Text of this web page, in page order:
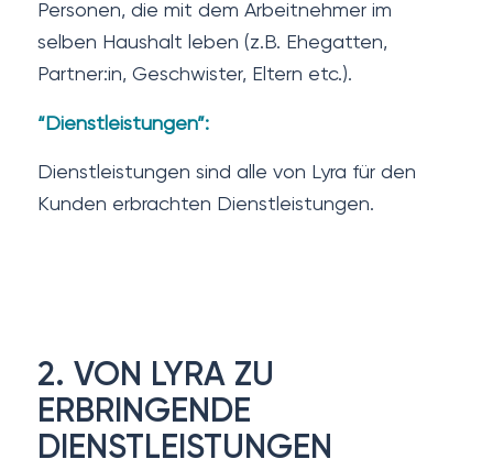
Personen, die mit dem Arbeitnehmer im
selben Haushalt leben (z.B. Ehegatten,
Partner:in, Geschwister, Eltern etc.).
“Dienstleistungen”:
Dienstleistungen sind alle von Lyra für den
Kunden erbrachten Dienstleistungen.
2. VON LYRA ZU
ERBRINGENDE
DIENSTLEISTUNGEN